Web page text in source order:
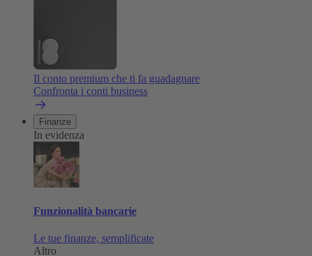
Il conto premium che ti fa guadagnare
Confronta i conti business
Finanze
In evidenza
Funzionalità bancarie
Le tue finanze, semplificate
Altro